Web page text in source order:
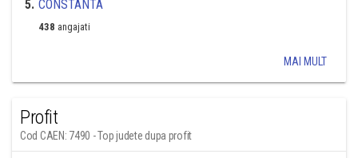
5. CONSTANTA
438 angajati
MAI MULT
Profit
Cod CAEN: 7490 - Top judete dupa profit